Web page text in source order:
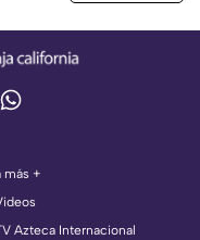
más +
Azteca Internacional